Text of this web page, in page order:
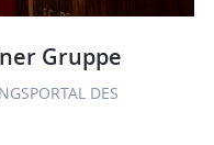
Gruppe
DES